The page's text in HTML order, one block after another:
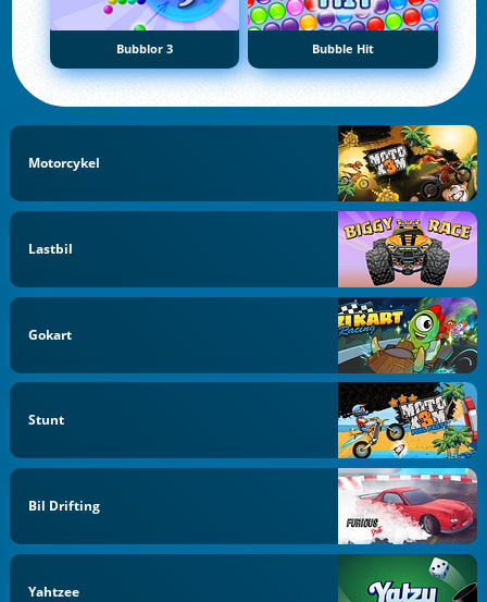
Bubblor 3 Bubble Hit
Motorcykel
Lastbil
Gokart
Stunt
Bil Drifting
Yahtzee